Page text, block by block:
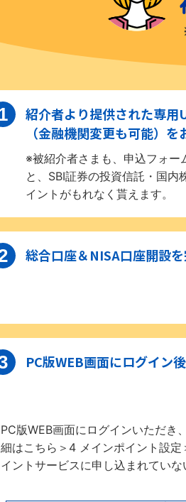
紹介者より提供された専
（金融機関変更も可能）を
※被紹介者さまも、申込フォー
と、SBI証券の投資信託・国
イントがもれなく貰えます。
総合口座＆NISA口座開設
PC版WEB画面にログイン
PC版WEB画面にログインいただき
細はこちら＞4 メインポイント設
イントサービスに申し込まれてい